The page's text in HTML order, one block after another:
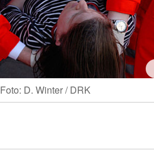
Foto: D. Winter / DRK